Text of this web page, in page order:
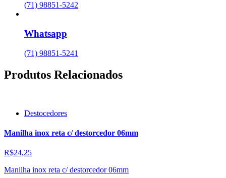
(71) 98851-5242
Whatsapp
(71) 98851-5241
Produtos Relacionados
Destocedores
Manilha inox reta c/ destorcedor 06mm
R$24,25
Manilha inox reta c/ destorcedor 06mm